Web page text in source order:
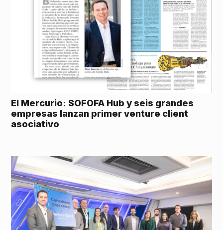
El Mercurio: SOFOFA Hub y seis grandes
empresas lanzan primer venture client
asociativo